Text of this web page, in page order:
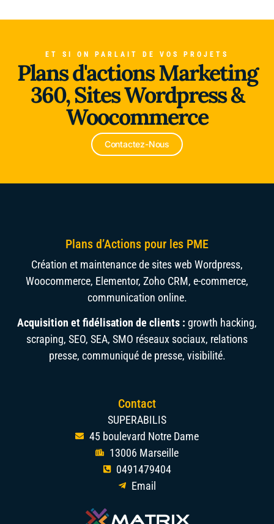
Alliance du Froid
ET SI ON PARLAIT DE VOS PROJETS
Plans d'actions Marketing
360, Sites Wordpress &
Woocommerce
Contactez-Nous
Plans d’Actions pour les PME
Création et maintenance de sites web Wordpress,
Woocommerce, Elementor, Zoho CRM, e-commerce,
communication online.
Acquisition et fidélisation de clients : growth hacking,
scraping, SEO, SEA, SMO réseaux sociaux, relations
presse, communiqué de presse, visibilité.
Contact
SUPERABILIS
45 boulevard Notre Dame
13006 Marseille
0491479404
Email